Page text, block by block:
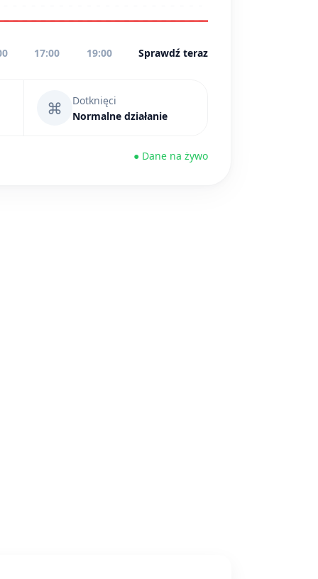
17:00 19:00 Sprawdź teraz
⌘
Dotknięci
Normalne działanie
● Dane na żywo